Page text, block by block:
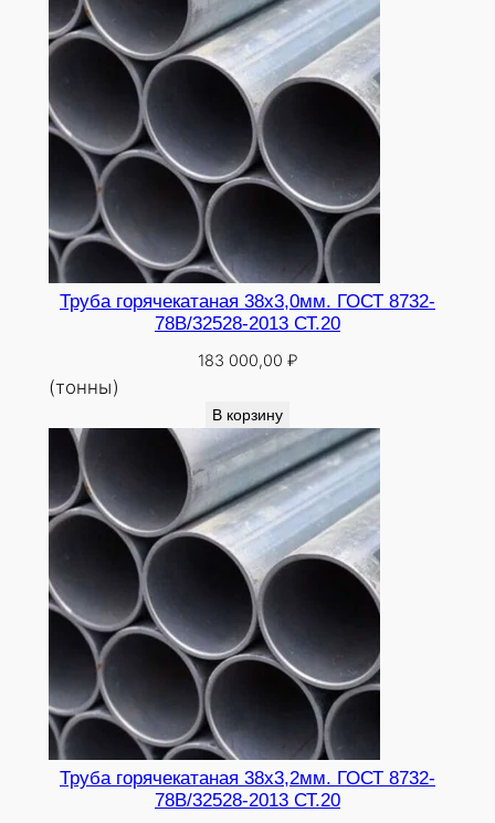
Труба горячекатаная 38х3,0мм. ГОСТ 8732-
78В/32528-2013 СТ.20
183 000,00 ₽
(тонны)
В корзину
Труба горячекатаная 38х3,2мм. ГОСТ 8732-
78В/32528-2013 СТ.20